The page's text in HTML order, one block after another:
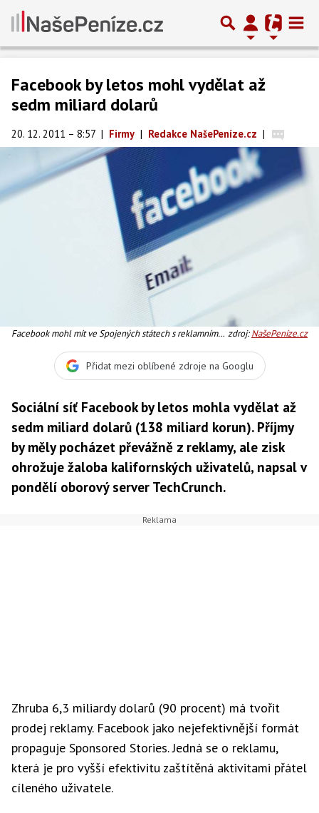
Facebook by letos mohl vydělat až
sedm miliard dolarů
20. 12. 2011 – 8:57 | Firmy | Redakce NašePeníze.cz |
Facebook mohl mít ve Spojených státech s reklamním
zdroj:NašePeníze.cz
Přidat mezi oblíbené zdroje na Googlu
Sociální síť Facebook by letos mohla vydělat až
sedm miliard dolarů (138 miliard korun). Příjmy
by měly pocházet převážně z reklamy, ale zisk
ohrožuje žaloba kalifornských uživatelů, napsal v
pondělí oborový server TechCrunch.
Zhruba 6,3 miliardy dolarů (90 procent) má tvořit
prodej reklamy. Facebook jako nejefektivnější formát
propaguje Sponsored Stories. Jedná se o reklamu,
která je pro vyšší efektivitu zaštítěná aktivitami přátel
cíleného uživatele.